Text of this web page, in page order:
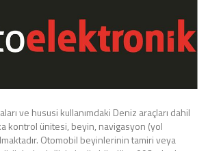
ve hususi kullanımdaki Deniz araçları dahil
kontrol ünitesi, beyin, navigasyon (yol
Otomobil beyinlerinin tamiri veya